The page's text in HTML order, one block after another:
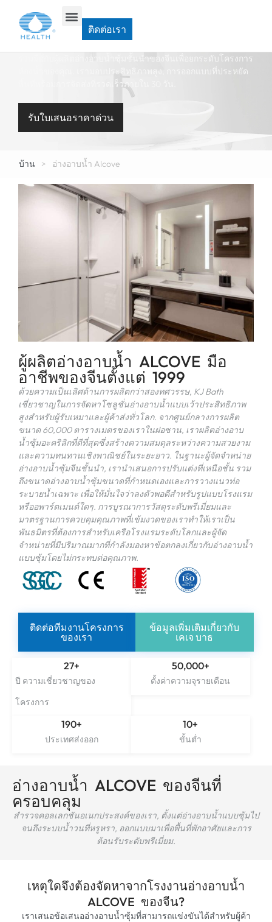
ติดต่อเรา
ขายส่งอ่างอาบน้ำ ALCOVE แบบ
กำหนดเอง
ร่วมมือกับผู้ผลิตอ่างอาบน้ำซุ้มชั้นนำของจีนเพื่อยกระดับโครงการ
ห้องน้ำของคุณ. เรามอบประสิทธิภาพสูง, การออกแบบที่ประหยัด
พื้นที่พร้อมการจัดส่งที่รวดเร็วภายใน 30 วัน.
รับใบเสนอราคาด่วน
บ้าน > อ่างอาบน้ำ Alcove
ผู้ผลิตอ่างอาบน้ำ ALCOVE มือ
อาชีพของจีนตั้งแต่ 1999
ด้วยความเป็นเลิศด้านการผลิตกว่าสองทศวรรษ, KJ Bath
เชี่ยวชาญในการจัดหาโซลูชั่นอ่างอาบน้ำแบบเว้าประสิทธิภาพ
สูงสำหรับผู้รับเหมาและผู้ค้าส่งทั่วโลก. จากศูนย์กลางการผลิต
ขนาด 60,000 ตารางเมตรของเราในฝอซาน, เราผลิตอ่างอาบ
น้ำซุ้มอะคริลิกที่ดีที่สุดซึ่งสร้างความสมดุลระหว่างความสวยงาม
และความทนทานเชิงพาณิชย์ในระยะยาว. ในฐานะผู้จัดจำหน่าย
อ่างอาบน้ำซุ้มจีนชั้นนำ, เรานำเสนอการปรับแต่งที่เหนือชั้น รวม
ถึงขนาดอ่างอาบน้ำซุ้มขนาดที่กำหนดเองและการวางแนวท่อ
ระบายน้ำเฉพาะ เพื่อให้มั่นใจว่าลงตัวพอดีสำหรับรูปแบบโรงแรม
หรืออพาร์ตเมนต์ใดๆ. การบูรณาการวัสดุระดับพรีเมี่ยมและ
มาตรฐานการควบคุมคุณภาพที่เข้มงวดของเราทำให้เราเป็น
พันธมิตรที่ต้องการสำหรับเครือโรงแรมระดับโลกและผู้จัด
จำหน่ายที่มีปริมาณมากที่กำลังมองหาข้อตกลงเกี่ยวกับอ่างอาบน้ำ
แบบซุ้มโดยไม่กระทบต่อคุณภาพ.
ติดต่อทีมงานโครงการ
ของเรา
ข้อมูลเพิ่มเติมเกี่ยวกับ
เคเจ บาธ
ปี ความเชี่ยวชาญของ
โครงการ
27+
ตั้งค่าความจุรายเดือน
50,000+
ประเทศส่งออก
190+
ขั้นต่ำ
10+
อ่างอาบน้ำ ALCOVE ของจีนที่
ครอบคลุม
สำรวจคอลเลกชันอเนกประสงค์ของเรา, ตั้งแต่อ่างอาบน้ำแบบซุ้มไป
จนถึงระบบน้ำวนที่หรูหรา, ออกแบบมาเพื่อพื้นที่พักอาศัยและการ
ต้อนรับระดับพรีเมี่ยม.
เหตุใดจึงต้องจัดหาจากโรงงานอ่างอาบน้ำ
ALCOVE ของจีน?
เราเสนอข้อเสนออ่างอาบน้ำซุ้มที่สามารถแข่งขันได้สำหรับผู้ค้า